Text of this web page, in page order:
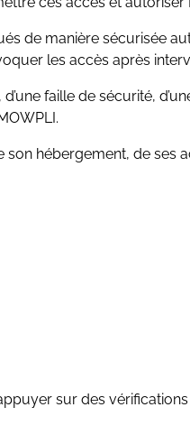
de manière sécurisée
les accès après
faille de sécurité,
hébergement, de ses
sur des